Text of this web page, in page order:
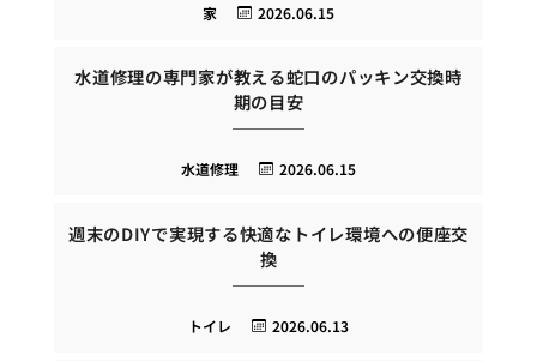
2026.06.15
家
水道修理の専門家が教える蛇口のパッキン交換時
期の目安
2026.06.15
水道修理
週末のDIYで実現する快適なトイレ環境への便座交
換
2026.06.13
トイレ